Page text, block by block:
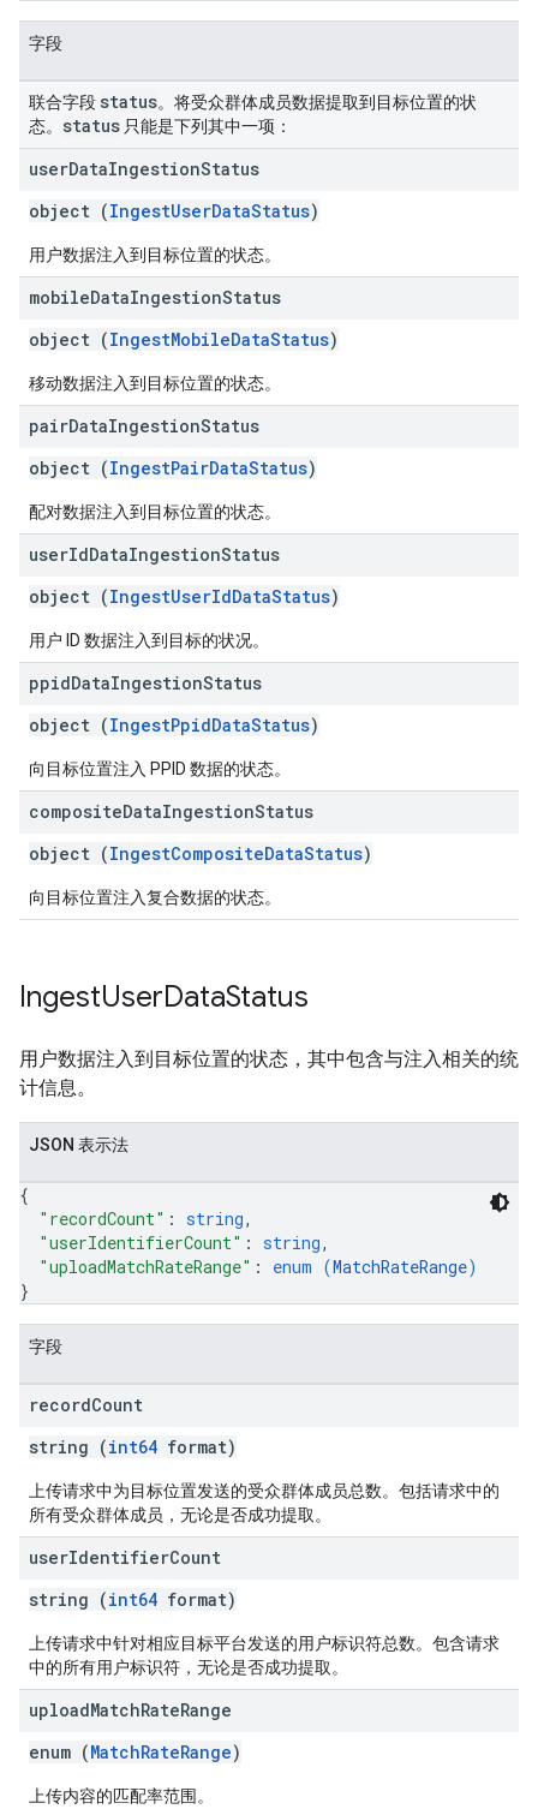
字段
联合字段 status。将受众群体成员数据提取到目标位置的状
态。 status 只能是下列其中一项：
userDataIngestionStatus
object (IngestUserDataStatus)
用户数据注入到目标位置的状态。
mobileDataIngestionStatus
object (IngestMobileDataStatus)
移动数据注入到目标位置的状态。
pairDataIngestionStatus
object (IngestPairDataStatus)
配对数据注入到目标位置的状态。
userIdDataIngestionStatus
object (IngestUserIdDataStatus)
用户 ID 数据注入到目标的状况。
ppidDataIngestionStatus
object (IngestPpidDataStatus)
向目标位置注入 PPID 数据的状态。
compositeDataIngestionStatus
object (IngestCompositeDataStatus)
向目标位置注入复合数据的状态。
IngestUserDataStatus
用户数据注入到目标位置的状态，其中包含与注入相关的统
计信息。
JSON 表示法
{
"recordCount" : string,
"userIdentifierCount" : string,
"uploadMatchRateRange" : enum (MatchRateRange)
}
字段
recordCount
string (int64 format)
上传请求中为目标位置发送的受众群体成员总数。包括请求中的
所有受众群体成员，无论是否成功提取。
userIdentifierCount
string (int64 format)
上传请求中针对相应目标平台发送的用户标识符总数。包含请求
中的所有用户标识符，无论是否成功提取。
uploadMatchRateRange
enum (MatchRateRange)
上传内容的匹配率范围。